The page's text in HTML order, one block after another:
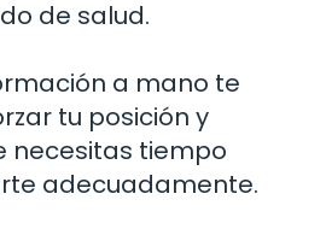
de salud.
a mano te
tu posición y
necesitas tiempo
adecuadamente.